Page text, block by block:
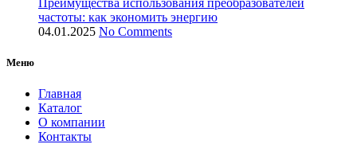
частоты: как экономить энергию
04.01.2025 No Comments
Меню
Главная
Каталог
О компании
Контакты